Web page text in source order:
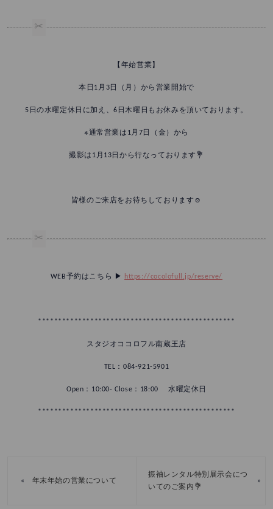
【年始営業】
本日1月3日（月）から営業開始で
5日の水曜定休日に加え、6日木曜日もお休みを頂いております。
※通常営業は1月7日（金）から
撮影は1月13日から行なっております💐
皆様のご来店をお待ちしております☺️
WEB予約はこちら ▶︎ https://cocolofull.jp/reserve/
*************************************************
スタジオココロフル南蔵王店
TEL：084-921-5901
Open：10:00- Close：18:00 水曜定休日
*************************************************
« 年末年始の営業について
振袖レンタル特別展示会につ
いてのご案内💐
»